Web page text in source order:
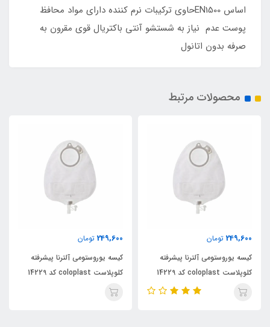
اساس EN1500حاوی ترکیبات نرم کننده دارای مواد محافظ
پوست عدم نیاز به شستشو آنتی باکتریال قوی مقرون به
صرفه بدون اتانول
محصولات مرتبط
249,600 تومان
کیسه یوروستومی آلترنا پیشرفته
کلوپلاست coloplast کد 14229
249,600 تومان
کیسه یوروستومی آلترنا پیشرفته
کلوپلاست coloplast کد 14229